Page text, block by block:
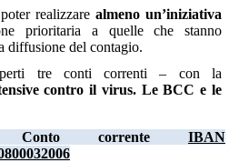
realizzare almeno un’iniziativa
prioritaria a quelle che stanno
diffusione del contagio.
tre conti correnti – con la
contro il virus. Le BCC e le
Conto corrente IBAN